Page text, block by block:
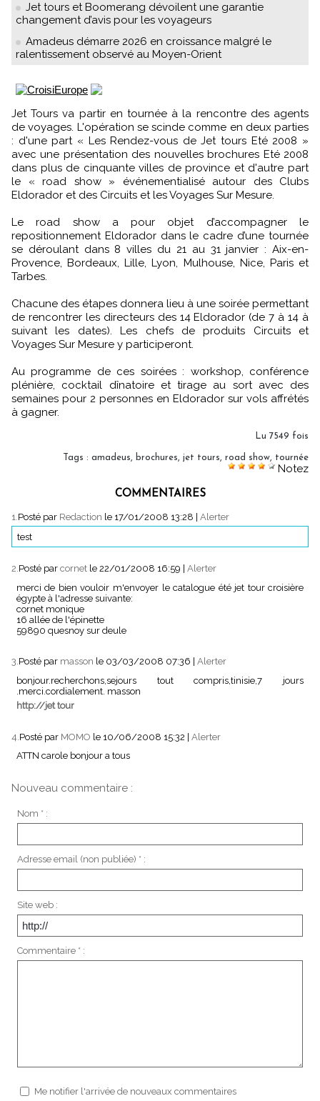
Jet tours et Boomerang dévoilent une garantie
changement d’avis pour les voyageurs
Amadeus démarre 2026 en croissance malgré le
ralentissement observé au Moyen-Orient
Jet Tours va partir en tournée à la rencontre des agents
de voyages. L'opération se scinde comme en deux parties
: d'une part « Les Rendez-vous de Jet tours Eté 2008 »
avec une présentation des nouvelles brochures Eté 2008
dans plus de cinquante villes de province et d'autre part
le « road show » événementialisé autour des Clubs
Eldorador et des Circuits et les Voyages Sur Mesure.
Le road show a pour objet d’accompagner le
repositionnement Eldorador dans le cadre d’une tournée
se déroulant dans 8 villes du 21 au 31 janvier : Aix-en-
Provence, Bordeaux, Lille, Lyon, Mulhouse, Nice, Paris et
Tarbes.
Chacune des étapes donnera lieu à une soirée permettant
de rencontrer les directeurs des 14 Eldorador (de 7 à 14 à
suivant les dates). Les chefs de produits Circuits et
Voyages Sur Mesure y participeront.
Au programme de ces soirées : workshop, conférence
plénière, cocktail dînatoire et tirage au sort avec des
semaines pour 2 personnes en Eldorador sur vols affrétés
à gagner.
Lu 7549 fois
Tags : amadeus, brochures, jet tours, road show, tournée
Notez
COMMENTAIRES
1.Posté par Redaction le 17/01/2008 13:28
Alerter
test
2.Posté par cornet le 22/01/2008 16:59
Alerter
merci de bien vouloir m'envoyer le catalogue été jet tour croisière
égypte à l'adresse suivante:
cornet monique
16 allée de l'épinette
59890 quesnoy sur deule
3.Posté par masson le 03/03/2008 07:36
Alerter
bonjour.recherchons,sejours tout compris,tinisie,7 jours
.merci.cordialement. masson
http://jet tour
4. Posté par MOMO le 10/06/2008 15:32 | Alerter
ATTN carole bonjour a tous
Nouveau commentaire :
Nom * :
Adresse email (non publiée) * :
Site web :
Commentaire * :
Me notifier l'arrivée de nouveaux commentaires